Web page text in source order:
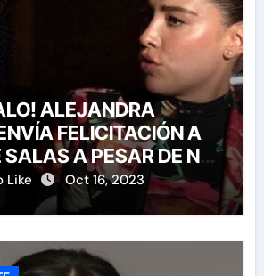
ALEJANDRA
FELICITACIÓN A
A PESAR DE NO
A SU BODA
Like Oct 16, 2023